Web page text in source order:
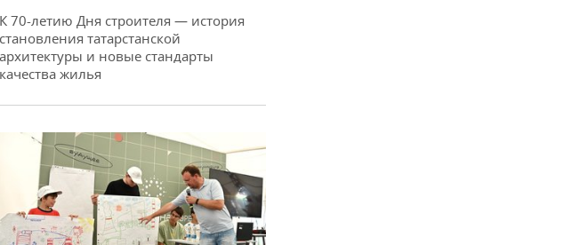
К 70-летию Дня строителя — история
становления татарстанской
архитектуры и новые стандарты
качества жилья